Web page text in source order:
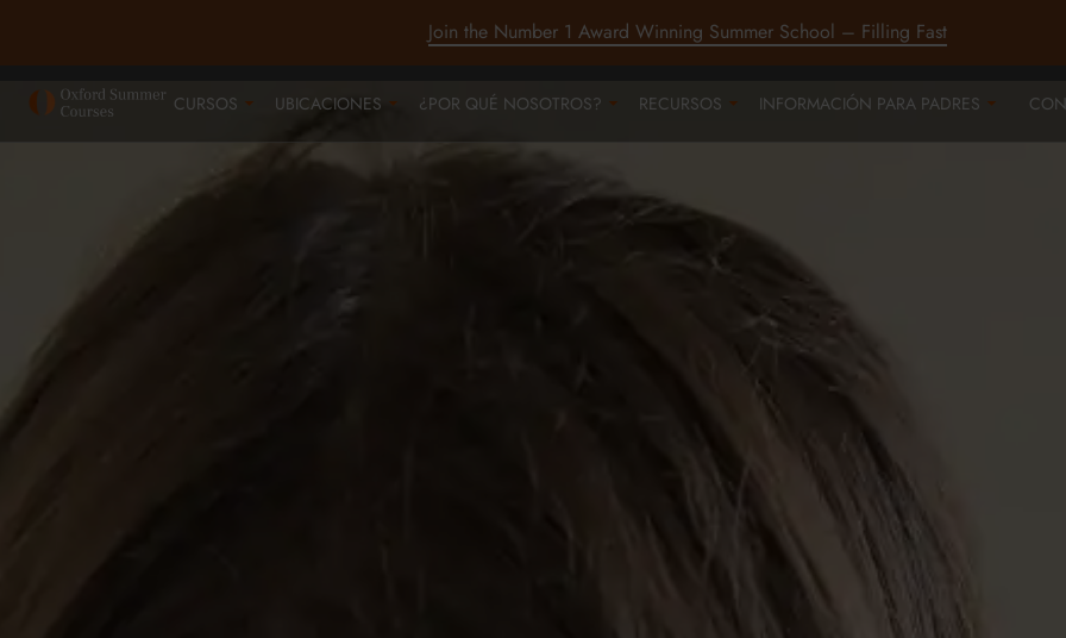
Join the Number 1 Award Winning Summer School – Filling Fast
CURSOS UBICACIONES ¿POR QUÉ NOSOTROS? RECURSOS INFORMACIÓN PARA PADRES